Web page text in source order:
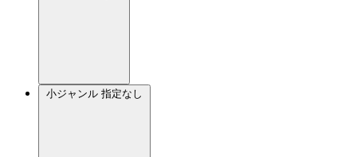
小ジャンル 指定なし